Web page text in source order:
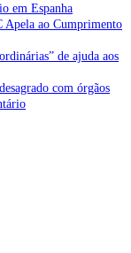
em Espanha
Apela ao Cumprimento
de ajuda aos
com órgãos